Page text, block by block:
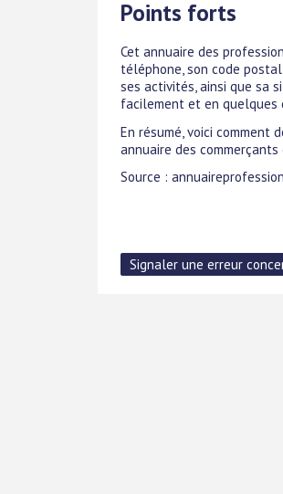
Points forts
Cet annuaire des
téléphone, son code
ses activités, ainsi que sa
facilement et en quelques
En résumé, voici comment
annuaire des
Source :